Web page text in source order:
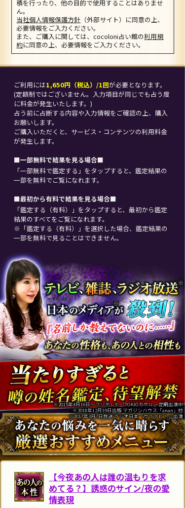
積を行ったり、他の目的で使用することはありませ
ん。
当社個人情報保護方針 （外部サイト）に同意の上、
必要情報をご入力ください。
また、ご購入に関しては、cocoloni占い館の利用規
約に同意の上、必要情報をご入力ください。
ご利用には1,650円（税込）/1回が必要となります。
(定額制ではございません。入力項目が同じでも占う度
に料金が発生いたします。)
占う前に占断する内容や入力情報をご確認の上、購入
お願いします。
ご購入いただくと、サービス・コンテンツの利用料金
が発生します。
■一部無料で結果を見る場合■
「一部無料で鑑定する」をタップすると、鑑定結果の
一部を無料でご覧になれます。
■最初から有料で結果を見る場合■
「鑑定する（有料）」をタップすると、最初から鑑定
結果のすべてをご覧になれます。
※「鑑定する（有料）」を選択した場合、鑑定結果の
一部を無料で見ることはできません。
※
※
※2015年4月16日～フジテレビ「TOKIOカケル」定期出演中
※2018年12月19日出版 マガジンハウス「anan」他
※2017年3月7日放送 ラジオ日本「ウラナビ！」出演
【今夜あの人は誰の温もりを求
めてる？】誘惑のサイン/夜の愛
情表現